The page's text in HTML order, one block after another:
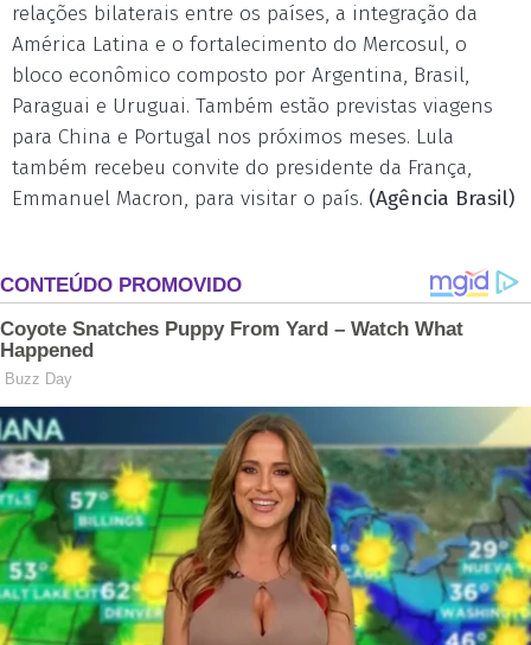
relações bilaterais entre os países, a integração da
América Latina e o fortalecimento do Mercosul, o
bloco econômico composto por Argentina, Brasil,
Paraguai e Uruguai. Também estão previstas viagens
para China e Portugal nos próximos meses. Lula
também recebeu convite do presidente da França,
Emmanuel Macron, para visitar o país. (Agência Brasil)